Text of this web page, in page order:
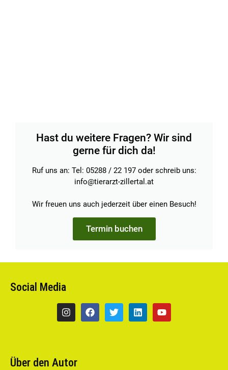
Hast du weitere Fragen? Wir sind
gerne für dich da!
Ruf uns an: Tel: 05288 / 22 197 oder schreib uns:
info@tierarzt-zillertal.at
Wir freuen uns auch jederzeit über einen Besuch!
Termin buchen
Social Media
Über den Autor